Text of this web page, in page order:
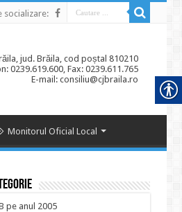
socializare:
jud. Brăila, cod poștal 810210
0239.619.600, Fax: 0239.611.765
E-mail: consiliu@cjbraila.ro
Monitorul Oficial Local
pe anul 2005